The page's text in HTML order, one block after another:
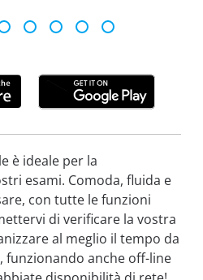
è ideale per la
esami. Comoda, fluida e
con tutte le funzioni
di verificare la vostra
al meglio il tempo da
funzionando anche off-line